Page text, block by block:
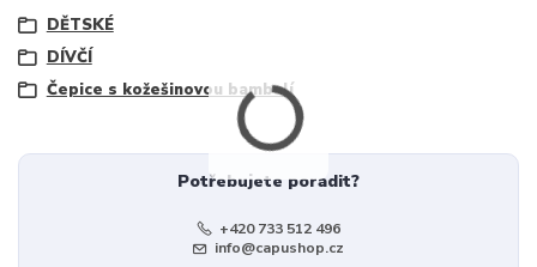
DĚTSKÉ
DÍVČÍ
Čepice s kožešinovou bambulí
Potřebujete poradit?
+420 733 512 496
info@capushop.cz